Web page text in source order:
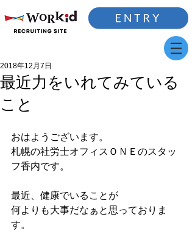
ENTRY
最近力をいれてみている
こと
2018年12月7日
おはようございます。
札幌の社労士オフィスＯＮＥのスタッ
フ香内です。
最近、健康でいることが
何よりも大事だなぁと思っておりま
す。